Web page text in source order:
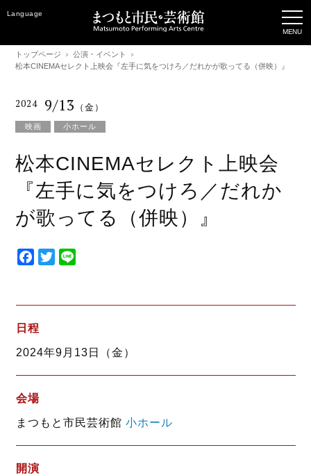
Language
トップページ
公演・イベント
松本CINEMAセレクト上映会『左手に気をつけろ／だれかが歌ってる（併映）』
2024 9/13 （金）
映画 小ホール
松本CINEMAセレクト上映会
『左手に気をつけろ／だれか
が歌ってる（併映）』
F
e
b
o
k
T
t
r
e
日程
2024年9月13日（金）
会場
まつもと市民芸術館 小ホール
開演